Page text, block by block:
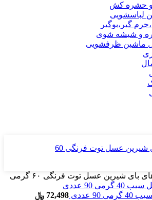
و حشره کش
لباسشویی
گیر،بوگیر
و شیشه شوی
ماشین ظرفشویی
بای شیرین عسل توت فرنگی ۶۰ گرمی
عددی 72,498 ﷼